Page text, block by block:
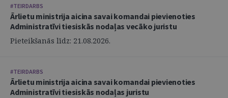
#TEIRDARBS
Ārlietu ministrija aicina savai komandai pievienoties
Administratīvi tiesiskās nodaļas vecāko juristu
Pieteikšanās līdz: 21.08.2026.
#TEIRDARBS
Ārlietu ministrija aicina savai komandai pievienoties
Administratīvi tiesiskās nodaļas juristu